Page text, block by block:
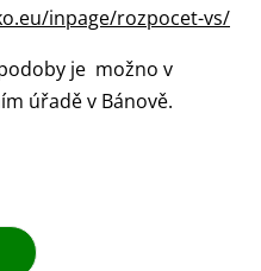
inpage/rozpocet-vs/
je možno v
úřadě v Bánově.